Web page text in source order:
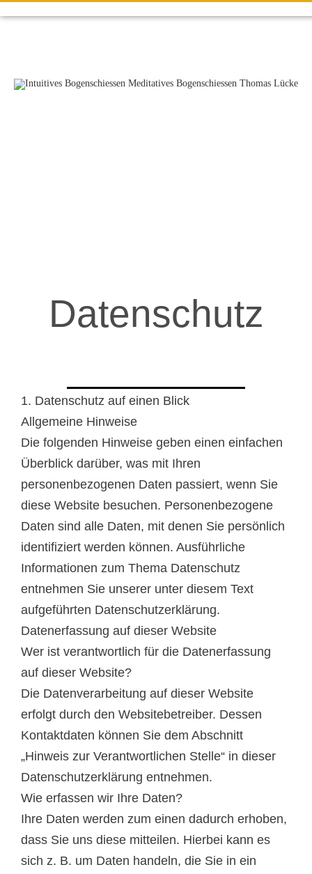
Datenschutz
1. Datenschutz auf einen Blick
Allgemeine Hinweise
Die folgenden Hinweise geben einen einfachen
Überblick darüber, was mit Ihren
personenbezogenen Daten passiert, wenn Sie
diese Website besuchen. Personenbezogene
Daten sind alle Daten, mit denen Sie persönlich
identifiziert werden können. Ausführliche
Informationen zum Thema Datenschutz
entnehmen Sie unserer unter diesem Text
aufgeführten Datenschutzerklärung.
Datenerfassung auf dieser Website
Wer ist verantwortlich für die Datenerfassung
auf dieser Website?
Die Datenverarbeitung auf dieser Website
erfolgt durch den Websitebetreiber. Dessen
Kontaktdaten können Sie dem Abschnitt
„Hinweis zur Verantwortlichen Stelle“ in dieser
Datenschutzerklärung entnehmen.
Wie erfassen wir Ihre Daten?
Ihre Daten werden zum einen dadurch erhoben,
dass Sie uns diese mitteilen. Hierbei kann es
sich z. B. um Daten handeln, die Sie in ein